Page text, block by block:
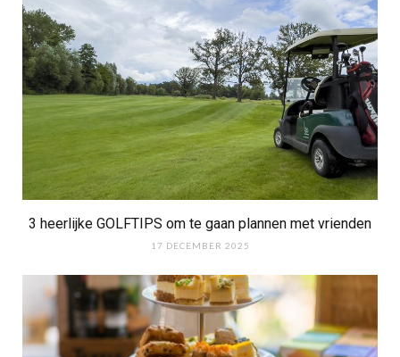
3 heerlijke GOLFTIPS om te gaan plannen met vrienden
17 DECEMBER 2025